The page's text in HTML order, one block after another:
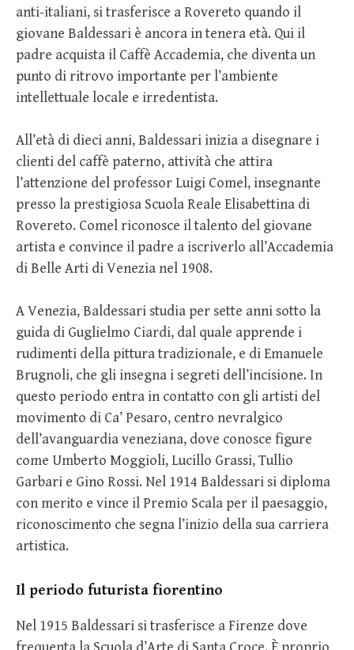
anti-italiani, si trasferisce a Rovereto quando il
giovane Baldessari è ancora in tenera età. Qui il
padre acquista il Caffè Accademia, che diventa un
punto di ritrovo importante per l’ambiente
intellettuale locale e irredentista.
All’età di dieci anni, Baldessari inizia a disegnare i
clienti del caffè paterno, attività che attira
l’attenzione del professor Luigi Comel, insegnante
presso la prestigiosa Scuola Reale Elisabettina di
Rovereto. Comel riconosce il talento del giovane
artista e convince il padre a iscriverlo all’Accademia
di Belle Arti di Venezia nel 1908.
A Venezia, Baldessari studia per sette anni sotto la
guida di Guglielmo Ciardi, dal quale apprende i
rudimenti della pittura tradizionale, e di Emanuele
Brugnoli, che gli insegna i segreti dell’incisione. In
questo periodo entra in contatto con gli artisti del
movimento di Ca’ Pesaro, centro nevralgico
dell’avanguardia veneziana, dove conosce figure
come Umberto Moggioli, Lucillo Grassi, Tullio
Garbari e Gino Rossi. Nel 1914 Baldessari si diploma
con merito e vince il Premio Scala per il paesaggio,
riconoscimento che segna l’inizio della sua carriera
artistica.
Il periodo futurista fiorentino
Nel 1915 Baldessari si trasferisce a Firenze dove